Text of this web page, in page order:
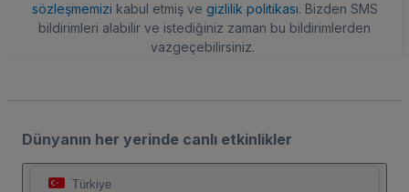
sözleşmemizi kabul etmiş ve gizlilik politikası. Bizden SMS
bildirimleri alabilir ve istediğiniz zaman bu bildirimlerden
vazgeçebilirsiniz.
Dünyanın her yerinde canlı etkinlikler
Türkiye